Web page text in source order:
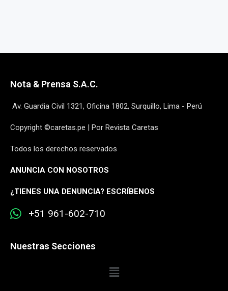
Nota & Prensa S.A.C.
Av. Guardia Civil 1321, Oficina 1802, Surquillo, Lima - Perú
Copyright ©caretas.pe | Por Revista Caretas
Todos los derechos reservados
ANUNCIA CON NOSOTROS
¿TIENES UNA DENUNCIA? ESCRÍBENOS
+51 961-602-710
Nuestras Secciones